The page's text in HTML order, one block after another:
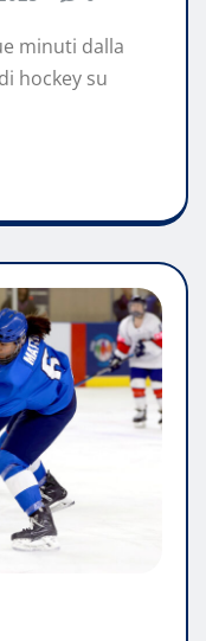
minuti dalla
hockey su